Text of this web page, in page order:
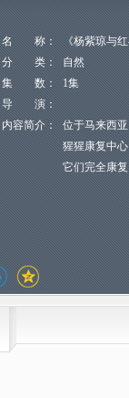
名 称：
《杨紫琼与
分 类：
自然
集 数：
1集
导 演：
内容简介：
位于马来西
猩猩康复中
它们完全康